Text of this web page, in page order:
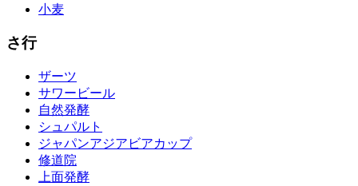
小麦
さ行
ザーツ
サワービール
自然発酵
シュパルト
ジャパンアジアビアカップ
修道院
上面発酵